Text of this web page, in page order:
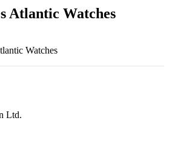
Atlantic Watches
Watches
Ltd.